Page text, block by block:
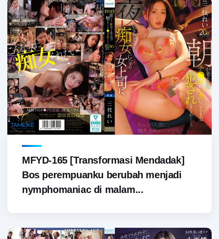
MFYD-165 [Transformasi Mendadak]
Bos perempuanku berubah menjadi
nymphomaniac di malam...